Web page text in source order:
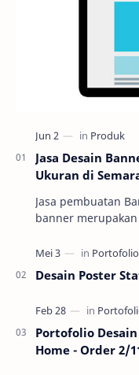
Jasa Desain
Ukuran di
Jasa pembuatan
banner
bann…
Desain Poster
Portofolio
Home - Order 2/